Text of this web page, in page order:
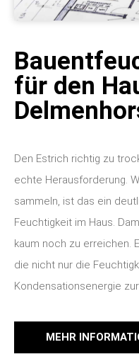
für den
Den Estrich richtig zu
echte Herausforderung.
sammeln, ist das ein
Feuchtigkeit im Haus.
kaum noch zu erreichen.
die nicht nur die
Kondensationsenergie
MEHR